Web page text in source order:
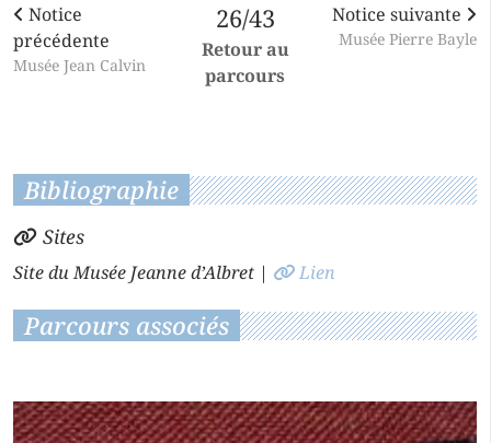
Notice
précédente
Musée Jean Calvin
26/43
Retour au
parcours
Notice suivante
Musée Pierre Bayle
Bibliographie
Sites
Site du Musée Jeanne d’Albret | Lien
Parcours associés